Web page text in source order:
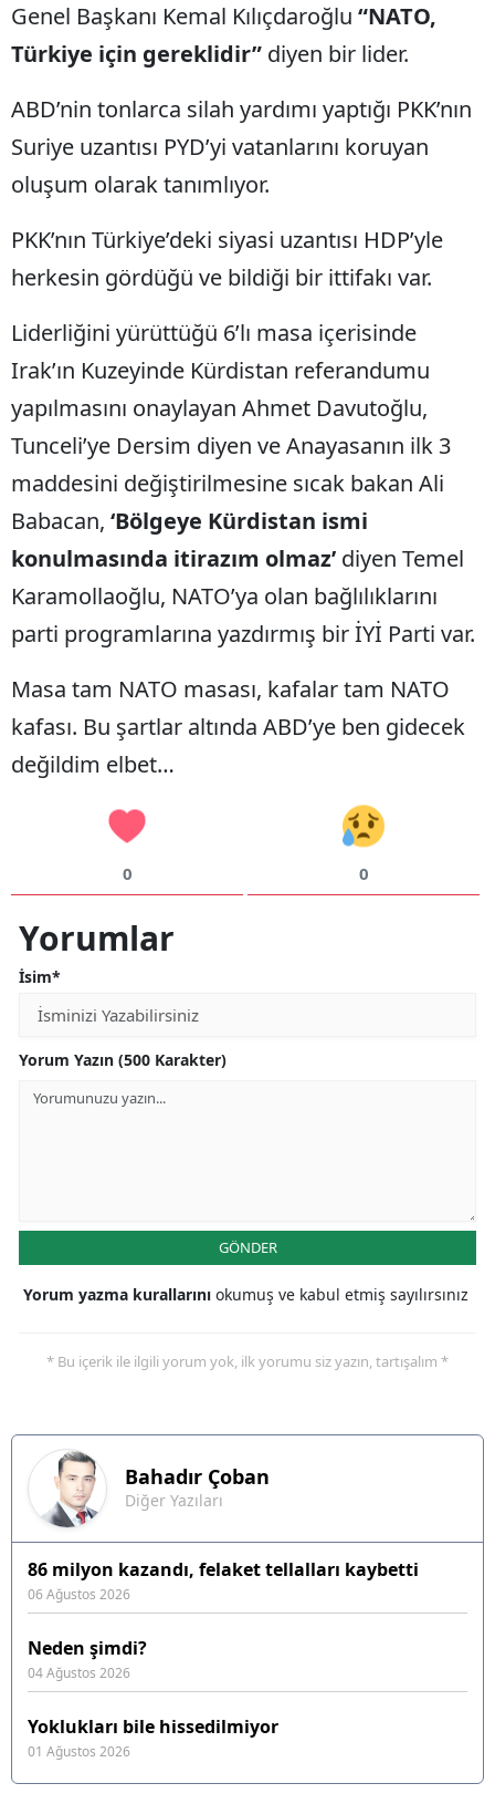
Genel Başkanı Kemal Kılıçdaroğlu “NATO,
Türkiye için gereklidir” diyen bir lider.
ABD’nin tonlarca silah yardımı yaptığı PKK’nın
Suriye uzantısı PYD’yi vatanlarını koruyan
oluşum olarak tanımlıyor.
PKK’nın Türkiye’deki siyasi uzantısı HDP’yle
herkesin gördüğü ve bildiği bir ittifakı var.
Liderliğini yürüttüğü 6’lı masa içerisinde
Irak’ın Kuzeyinde Kürdistan referandumu
yapılmasını onaylayan Ahmet Davutoğlu,
Tunceli’ye Dersim diyen ve Anayasanın ilk 3
maddesini değiştirilmesine sıcak bakan Ali
Babacan, ‘Bölgeye Kürdistan ismi
konulmasında itirazım olmaz’ diyen Temel
Karamollaoğlu, NATO’ya olan bağlılıklarını
parti programlarına yazdırmış bir İYİ Parti var.
Masa tam NATO masası, kafalar tam NATO
kafası. Bu şartlar altında ABD’ye ben gidecek
değildim elbet…
0 0
Yorumlar
İsim*
Yorum Yazın (500 Karakter)
GÖNDER
Yorum yazma kurallarını okumuş ve kabul etmiş sayılırsınız
* Bu içerik ile ilgili yorum yok, ilk yorumu siz yazın, tartışalım *
Bahadır Çoban
Diğer Yazıları
86 milyon kazandı, felaket tellalları kaybetti
06 Ağustos 2026
Neden şimdi?
04 Ağustos 2026
Yoklukları bile hissedilmiyor
01 Ağustos 2026